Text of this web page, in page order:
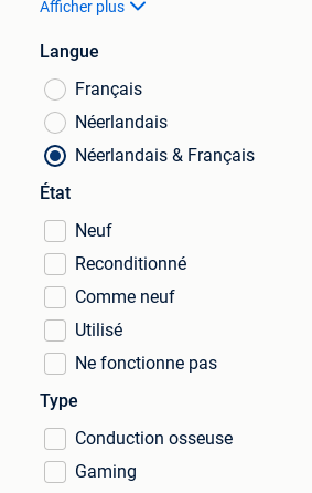
Afficher plus
Langue
Français
Néerlandais
Néerlandais & Français
État
Neuf
Reconditionné
Comme neuf
Utilisé
Ne fonctionne pas
Type
Conduction osseuse
Gaming